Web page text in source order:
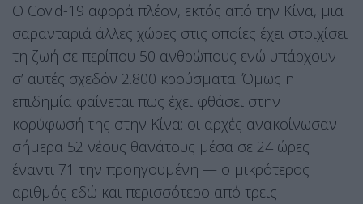
Ο Covid-19 αφορά πλέον, εκτός από την Κίνα, μια
σαρανταριά άλλες χώρες στις οποίες έχει στοιχίσει
τη ζωή σε περίπου 50 ανθρώπους ενώ υπάρχουν
σ’ αυτές σχεδόν 2.800 κρούσματα. Όμως η
επιδημία φαίνεται πως έχει φθάσει στην
κορύφωσή της στην Κίνα: οι αρχές ανακοίνωσαν
σήμερα 52 νέους θανάτους μέσα σε 24 ώρες
έναντι 71 την προηγουμένη — ο μικρότερος
αριθμός εδώ και περισσότερο από τρεις